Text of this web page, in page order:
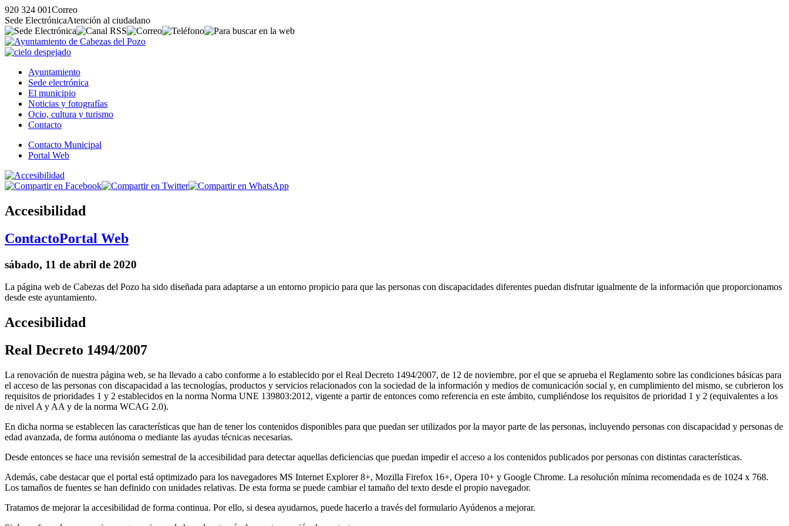
920 324 001Correo
Sede ElectrónicaAtención al ciudadano
Ayuntamiento
Sede electrónica
El municipio
Noticias y fotografías
Ocio, cultura y turismo
Contacto
Contacto Municipal
Portal Web
Accesibilidad
ContactoPortal Web
sábado, 11 de abril de 2020
La página web de Cabezas del Pozo ha sido diseñada para adaptarse a un entorno propicio para que las personas con discapacidades diferentes puedan disfrutar igualmente de la información que proporcionamos
desde este ayuntamiento.
Accesibilidad
Real Decreto 1494/2007
La renovación de nuestra página web, se ha llevado a cabo conforme a lo establecido por el Real Decreto 1494/2007, de 12 de noviembre, por el que se aprueba el Reglamento sobre las condiciones básicas para
el acceso de las personas con discapacidad a las tecnologías, productos y servicios relacionados con la sociedad de la información y medios de comunicación social y, en cumplimiento del mismo, se cubrieron los
requisitos de prioridades 1 y 2 establecidos en la norma Norma UNE 139803:2012, vigente a partir de entonces como referencia en este ámbito, cumpliéndose los requisitos de prioridad 1 y 2 (equivalentes a los
de nivel A y AA y de la norma WCAG 2.0).
En dicha norma se establecen las características que han de tener los contenidos disponibles para que puedan ser utilizados por la mayor parte de las personas, incluyendo personas con discapacidad y personas de
edad avanzada, de forma autónoma o mediante las ayudas técnicas necesarias.
Desde entonces se hace una revisión semestral de la accesibilidad para detectar aquellas deficiencias que puedan impedir el acceso a los contenidos publicados por personas con distintas características.
Además, cabe destacar que el portal está optimizado para los navegadores MS Internet Explorer 8+, Mozilla Firefox 16+, Opera 10+ y Google Chrome. La resolución mínima recomendada es de 1024 x 768.
Los tamaños de fuentes se han definido con unidades relativas. De esta forma se puede cambiar el tamaño del texto desde el propio navegador.
Tratamos de mejorar la accesibilidad de forma continua. Por ello, si desea ayudarnos, puede hacerlo a través del formulario Ayúdenos a mejorar.